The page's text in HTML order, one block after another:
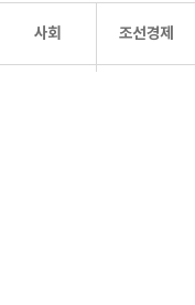
사회 조선경제